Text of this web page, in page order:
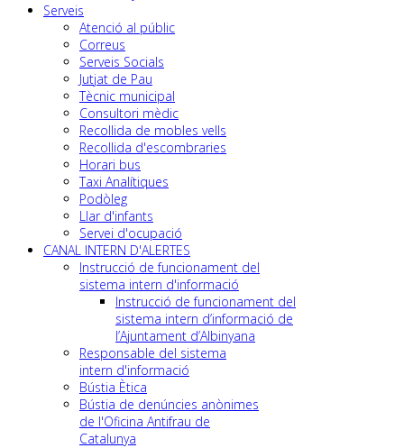
Serveis
Atenció al públic
Correus
Serveis Socials
Jutjat de Pau
Tècnic municipal
Consultori mèdic
Recollida de mobles vells
Recollida d'escombraries
Horari bus
Taxi Analítiques
Podòleg
Llar d'infants
Servei d'ocupació
CANAL INTERN D'ALERTES
Instrucció de funcionament del
sistema intern d'informació
Instrucció de funcionament del
sistema intern d’informació de
l’Ajuntament d’Albinyana
Responsable del sistema
intern d'informació
Bústia Ètica
Bústia de denúncies anònimes
de l'Oficina Antifrau de
Catalunya